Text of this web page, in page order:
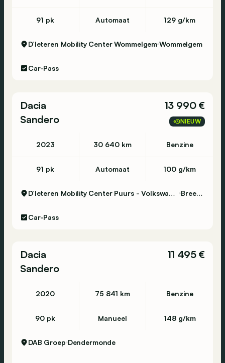
91 pk Automaat 129 g/km
D’Ieteren Mobility Center Wommelgem Wommelgem
Car-Pass
Dacia
Sandero
13 990 €
NIEUW
2023 30 640 km Benzine
91 pk Automaat 100 g/km
D’Ieteren Mobility Center Puurs - Volkswagen & Commercial Vehicles Breendonk
Car-Pass
Dacia
Sandero
11 495 €
2020 75 841 km Benzine
90 pk Manueel 148 g/km
DAB Groep Dendermonde